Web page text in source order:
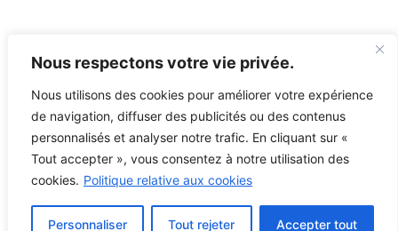
Nous respectons votre vie privée.
Nous utilisons des cookies pour améliorer votre expérience
de navigation, diffuser des publicités ou des contenus
personnalisés et analyser notre trafic. En cliquant sur «
Tout accepter », vous consentez à notre utilisation des
cookies. Politique relative aux cookies
Personnaliser Tout rejeter Accepter tout